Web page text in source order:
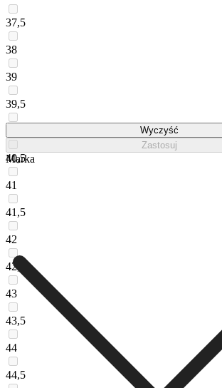
37,5
38
39
39,5
40,5
41
41,5
42
42,5
43
43,5
44
44,5
Wyczyść
Zastosuj
Marka